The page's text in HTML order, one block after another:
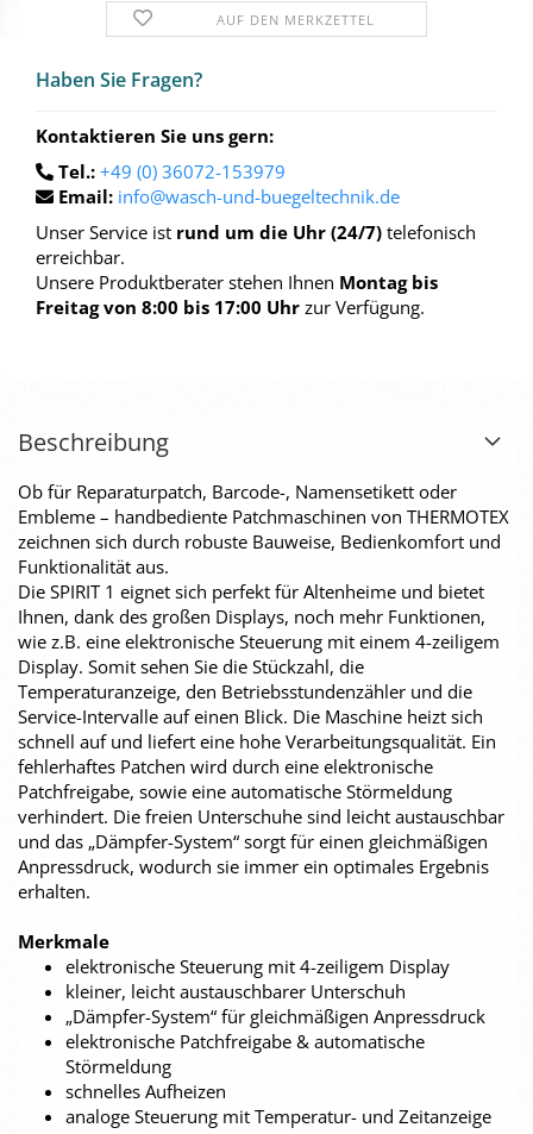
AUF DEN MERKZETTEL
Haben Sie Fra­gen?
Kontaktieren Sie uns gern:
Tel.: +49 (0) 36072-153979
Email: info@wasch-und-buegeltechnik.de
Unser Service ist rund um die Uhr (24/7) telefonisch
erreichbar.
Unsere Produktberater stehen Ihnen Montag bis
Freitag von 8:00 bis 17:00 Uhr zur Verfügung.
Beschreibung
Ob für Reparaturpatch, Barcode-, Namensetikett oder
Embleme – handbediente Patchmaschinen von THERMOTEX
zeichnen sich durch robuste Bauweise, Bedienkomfort und
Funktionalität aus.
Die SPIRIT 1 eignet sich perfekt für Altenheime und bietet
Ihnen, dank des großen Displays, noch mehr Funktionen,
wie z.B. eine elektronische Steuerung mit einem 4-zeiligem
Display. Somit sehen Sie die Stückzahl, die
Temperaturanzeige, den Betriebsstundenzähler und die
Service-Intervalle auf einen Blick. Die Maschine heizt sich
schnell auf und liefert eine hohe Verarbeitungsqualität. Ein
fehlerhaftes Patchen wird durch eine elektronische
Patchfreigabe, sowie eine automatische Störmeldung
verhindert. Die freien Unterschuhe sind leicht austauschbar
und das „Dämpfer-System“ sorgt für einen gleichmäßigen
Anpressdruck, wodurch sie immer ein optimales Ergebnis
erhalten.
Merkmale
elektronische Steuerung mit 4-zeiligem Display
kleiner, leicht austauschbarer Unterschuh
„Dämpfer-System“ für gleichmäßigen Anpressdruck
elektronische Patchfreigabe & automatische
Störmeldung
schnelles Aufheizen
analoge Steuerung mit Temperatur- und Zeitanzeige